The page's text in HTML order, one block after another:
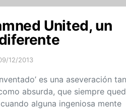
United, un
12/2013
es una aseveración tan
absurda, que siempre
alguna ingeniosa mente